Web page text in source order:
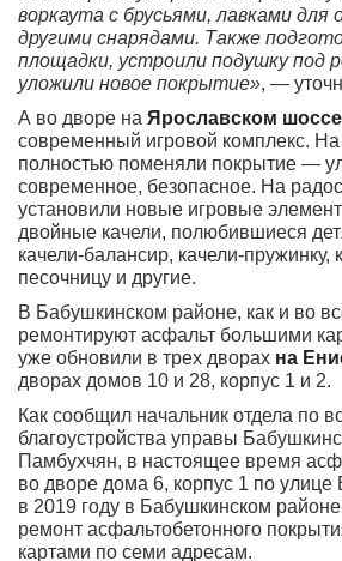
воркаута с брусьями, лавками
другими снарядами. Также
площадки, устроили подушку под
уложили новое покрытие», —
А во дворе на Ярославском
современный игровой комплекс.
полностью поменяли покрытие —
современное, безопасное. На
установили новые игровые
двойные качели, полюбившиеся
качели-балансир, качели-пружинку,
песочницу и другие.
В Бабушкинском районе, как и во
ремонтируют асфальт большими
уже обновили в трех дворах на
дворах домов 10 и 28, корпус 1 и 2.
Как сообщил начальник отдела по
благоустройства управы
Памбухчян, в настоящее время
во дворе дома 6, корпус 1 по улице
в 2019 году в Бабушкинском
ремонт асфальтобетонного
картами по семи адресам.